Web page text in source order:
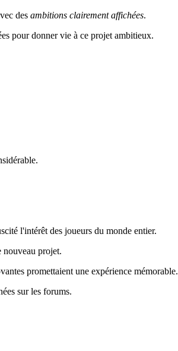
des ambitions clairement affichées.
pour donner vie à ce projet ambitieux.
l'intérêt des joueurs du monde entier.
nouveau projet.
promettaient une expérience mémorable.
sur les forums.